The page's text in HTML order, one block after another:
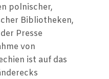
polnischer,
Bibliotheken,
Presse
von
ist auf das